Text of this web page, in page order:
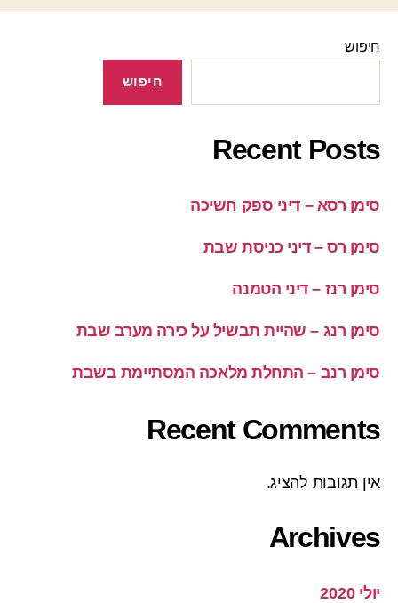
חיפוש
חיפוש
Recent Posts
סימן רסא – דיני ספק חשיכה
סימן רס – דיני כניסת שבת
סימן רנז – דיני הטמנה
סימן רנג – שהיית תבשיל על כירה מערב שבת
סימן רנב – התחלת מלאכה המסתיימת בשבת
Recent Comments
אין תגובות להציג.
Archives
יולי 2020